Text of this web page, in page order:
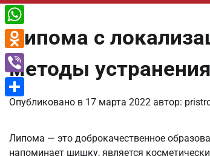
Липома с
методы устранения
Опубликовано в 17 марта 2022 автор:
Липома — это доброкачественное
напоминает шишку, является
VK
WhatsApp
Odnoklassniki
Viber
Отправить